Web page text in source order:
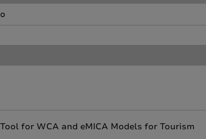
for WCA and eMICA Models for Tourism